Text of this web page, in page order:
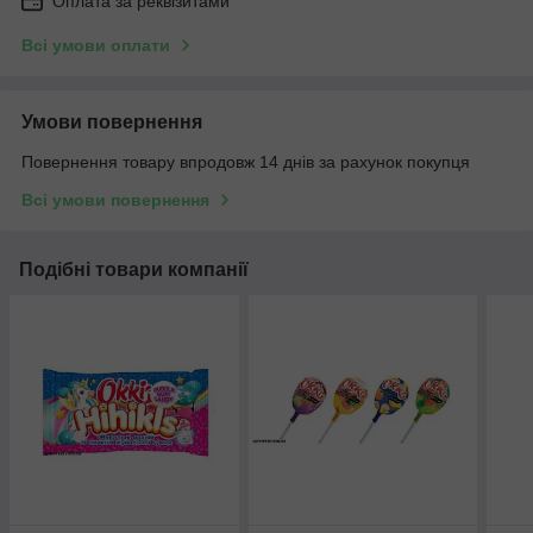
Всі умови оплати
Умови повернення
Повернення товару впродовж 14 днів за рахунок покупця
Всі умови повернення
Подібні товари компанії